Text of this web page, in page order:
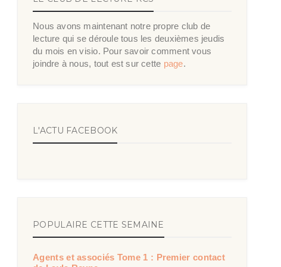
Nous avons maintenant notre propre club de
lecture qui se déroule tous les deuxièmes jeudis
du mois en visio. Pour savoir comment vous
joindre à nous, tout est sur cette page.
L'ACTU FACEBOOK
POPULAIRE CETTE SEMAINE
Agents et associés Tome 1 : Premier contact